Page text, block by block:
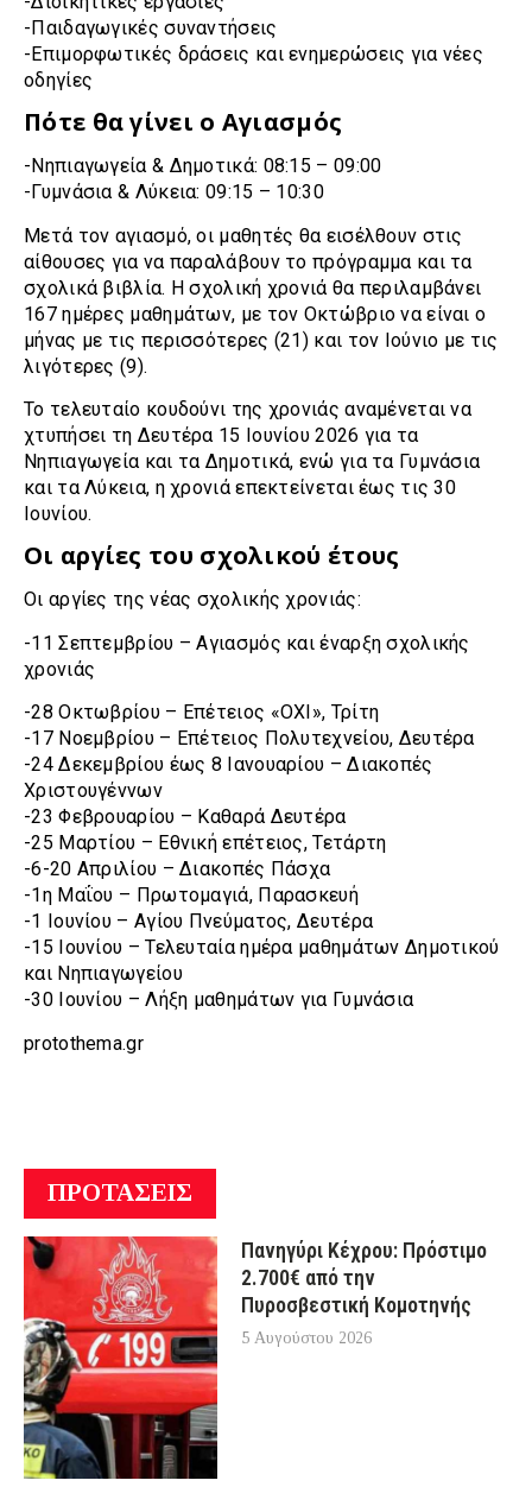
-Παιδαγωγικές συναντήσεις
-Επιμορφωτικές δράσεις και ενημερώσεις για νέες
οδηγίες
Πότε θα γίνει ο Αγιασμός
-Νηπιαγωγεία & Δημοτικά: 08:15 – 09:00
-Γυμνάσια & Λύκεια: 09:15 – 10:30
Μετά τον αγιασμό, οι μαθητές θα εισέλθουν στις
αίθουσες για να παραλάβουν το πρόγραμμα και τα
σχολικά βιβλία. Η σχολική χρονιά θα περιλαμβάνει
167 ημέρες μαθημάτων, με τον Οκτώβριο να είναι ο
μήνας με τις περισσότερες (21) και τον Ιούνιο με τις
λιγότερες (9).
Το τελευταίο κουδούνι της χρονιάς αναμένεται να
χτυπήσει τη Δευτέρα 15 Ιουνίου 2026 για τα
Νηπιαγωγεία και τα Δημοτικά, ενώ για τα Γυμνάσια
και τα Λύκεια, η χρονιά επεκτείνεται έως τις 30
Ιουνίου.
Οι αργίες του σχολικού έτους
Οι αργίες της νέας σχολικής χρονιάς:
-11 Σεπτεμβρίου – Αγιασμός και έναρξη σχολικής
χρονιάς
-28 Οκτωβρίου – Επέτειος «ΟΧΙ», Τρίτη
-17 Νοεμβρίου – Επέτειος Πολυτεχνείου, Δευτέρα
-24 Δεκεμβρίου έως 8 Ιανουαρίου – Διακοπές
Χριστουγέννων
-23 Φεβρουαρίου – Καθαρά Δευτέρα
-25 Μαρτίου – Εθνική επέτειος, Τετάρτη
-6-20 Απριλίου – Διακοπές Πάσχα
-1η Μαΐου – Πρωτομαγιά, Παρασκευή
-1 Ιουνίου – Αγίου Πνεύματος, Δευτέρα
-15 Ιουνίου – Τελευταία ημέρα μαθημάτων Δημοτικού
και Νηπιαγωγείου
-30 Ιουνίου – Λήξη μαθημάτων για Γυμνάσια
protothema.gr
ΠΡΟΤΑΣΕΙΣ
Πανηγύρι Κέχρου: Πρόστιμο
2.700€ από την
Πυροσβεστική Κομοτηνής
5 Αυγούστου 2026